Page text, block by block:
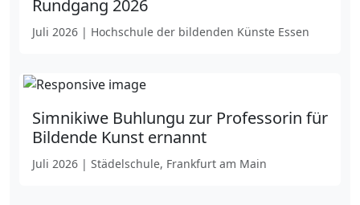
Rundgang 2026
Juli 2026 | Hochschule der bildenden Künste Essen
Simnikiwe Buhlungu zur Professorin für
Bildende Kunst ernannt
Juli 2026 | Städelschule, Frankfurt am Main